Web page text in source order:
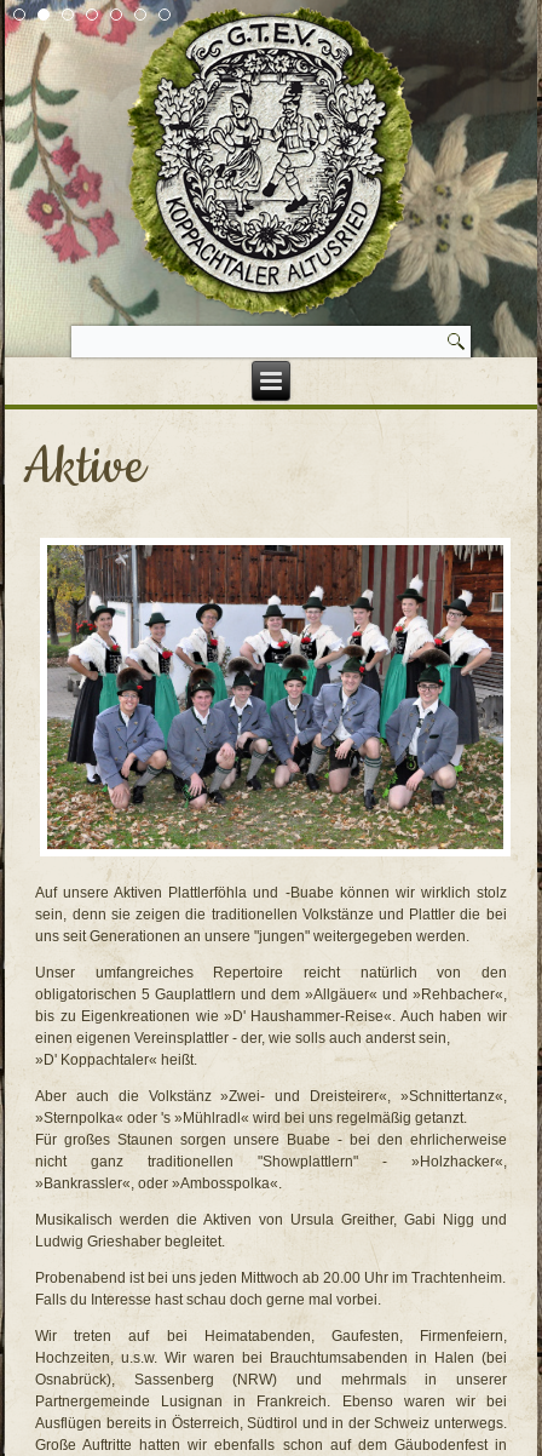
Aktive
Auf unsere Aktiven Plattlerföhla und -Buabe können wir wirklich stolz
sein, denn sie zeigen die traditionellen Volkstänze und Plattler die bei
uns seit Generationen an unsere "jungen" weitergegeben werden.
Unser umfangreiches Repertoire reicht natürlich von den
obligatorischen 5 Gauplattlern und dem »Allgäuer« und »Rehbacher«,
bis zu Eigenkreationen wie »D' Haushammer-Reise«. Auch haben wir
einen eigenen Vereinsplattler - der, wie solls auch anderst sein,
»D' Koppachtaler« heißt.
Aber auch die Volkstänz »Zwei- und Dreisteirer«, »Schnittertanz«,
»Sternpolka« oder 's »Mühlradl« wird bei uns regelmäßig getanzt.
Für großes Staunen sorgen unsere Buabe - bei den ehrlicherweise
nicht ganz traditionellen "Showplattlern" - »Holzhacker«,
»Bankrassler«, oder »Ambosspolka«.
Musikalisch werden die Aktiven von Ursula Greither, Gabi Nigg und
Ludwig Grieshaber begleitet.
Probenabend ist bei uns jeden Mittwoch ab 20.00 Uhr im Trachtenheim.
Falls du Interesse hast schau doch gerne mal vorbei.
Wir treten auf bei Heimatabenden, Gaufesten, Firmenfeiern,
Hochzeiten, u.s.w. Wir waren bei Brauchtumsabenden in Halen (bei
Osnabrück), Sassenberg (NRW) und mehrmals in unserer
Partnergemeinde Lusignan in Frankreich. Ebenso waren wir bei
Ausflügen bereits in Österreich, Südtirol und in der Schweiz unterwegs.
Große Auftritte hatten wir ebenfalls schon auf dem Gäubodenfest in